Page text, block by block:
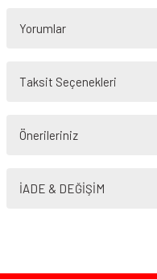
Yorumlar
Taksit Seçenekleri
Önerileriniz
yetersiz gördüğünüz noktaları
İADE & DEĞİŞİM